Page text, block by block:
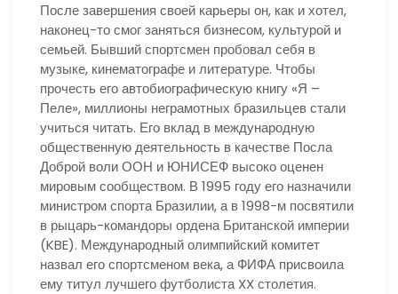
После завершения своей карьеры он, как и хотел,
наконец-то смог заняться бизнесом, культурой и
семьей. Бывший спортсмен пробовал себя в
музыке, кинематографе и литературе. Чтобы
прочесть его автобиографическую книгу «Я –
Пеле», миллионы неграмотных бразильцев стали
учиться читать. Его вклад в международную
общественную деятельность в качестве Посла
Доброй воли ООН и ЮНИСЕФ высоко оценен
мировым сообществом. В 1995 году его назначили
министром спорта Бразилии, а в 1998-м посвятили
в рыцарь-командоры ордена Британской империи
(KBE). Международный олимпийский комитет
назвал его спортсменом века, а ФИФА присвоила
ему титул лучшего футболиста XX столетия.